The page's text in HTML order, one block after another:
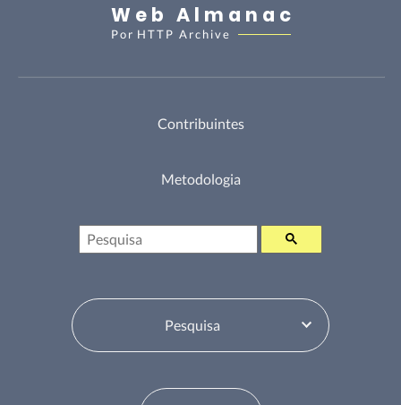
Web Almanac
Por HTTP Archive
Contribuintes
Metodologia
Pesquisa
Selecione o Tabela de Conteúdos